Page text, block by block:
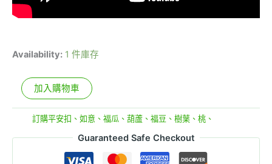
Availability: 1 件庫存
加入購物車
訂購平安扣、如意、福瓜、葫蘆、福豆、樹葉、桃、
Guaranteed Safe Checkout